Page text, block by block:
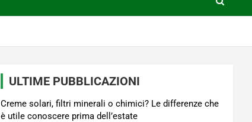
ULTIME PUBBLICAZIONI
Creme solari, filtri minerali o chimici? Le differenze che
è utile conoscere prima dell’estate